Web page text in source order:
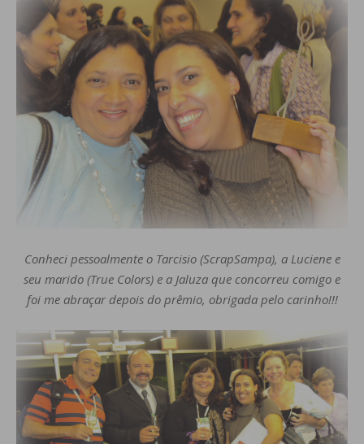
Conheci pessoalmente o Tarcisio (ScrapSampa), a Luciene e
seu marido (True Colors) e a Jaluza que concorreu comigo e
foi me abraçar depois do prêmio, obrigada pelo carinho!!!